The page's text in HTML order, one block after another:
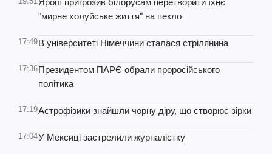
Ярош пригрозив білорусам перетворити їхнє
"мирне холуйське життя" на пекло
17:49В університеті Німеччини сталася стрілянина
17:36Президентом ПАРЄ обрали проросійського
політика
17:19Астрофізики знайшли чорну діру, що створює зірки
17:04У Мексиці застрелили журналістку